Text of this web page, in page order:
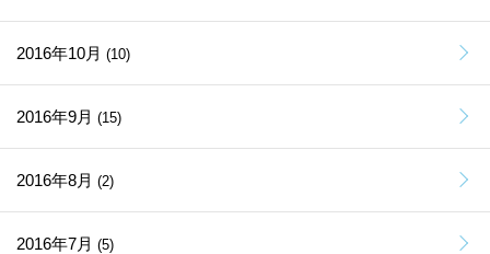
2016年10月 (10)
2016年9月 (15)
2016年8月 (2)
2016年7月 (5)